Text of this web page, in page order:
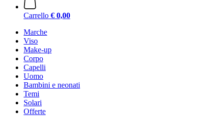
Carrello € 0,00
Marche
Viso
Make-up
Corpo
Capelli
Uomo
Bambini e neonati
Temi
Solari
Offerte